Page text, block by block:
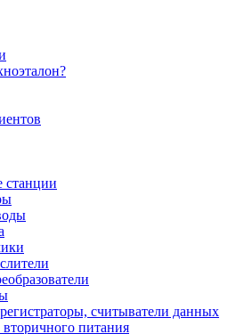
считыватели данных
питания